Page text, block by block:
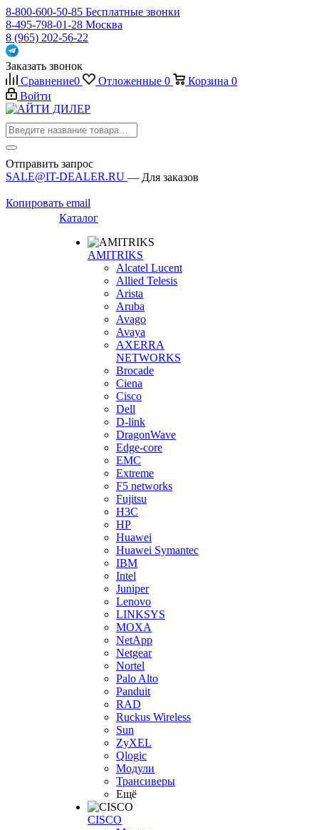
8-800-600-50-85 Бесплатные звонки
8-495-798-01-28 Москва
8 (965) 202-56-22
Заказать звонок
Сравнение0 Отложенные 0 Корзина 0
Войти
Отправить запрос
SALE@IT-DEALER.RU — Для заказов
Копировать email
Каталог
AMITRIKS
Alcatel Lucent
Allied Telesis
Arista
Aruba
Avago
Avaya
AXERRA
NETWORKS
Brocade
Ciena
Cisco
Dell
D-link
DragonWave
Edge-core
EMC
Extreme
F5 networks
Fujitsu
H3С
HP
Huawei
Huawei Symantec
IBM
Intel
Juniper
Lenovo
LINKSYS
MOXA
NetApp
Netgear
Nortel
Palo Alto
Panduit
RAD
Ruckus Wireless
Sun
ZyXEL
Qlogic
Модули
Трансиверы
Ещё
CISCO